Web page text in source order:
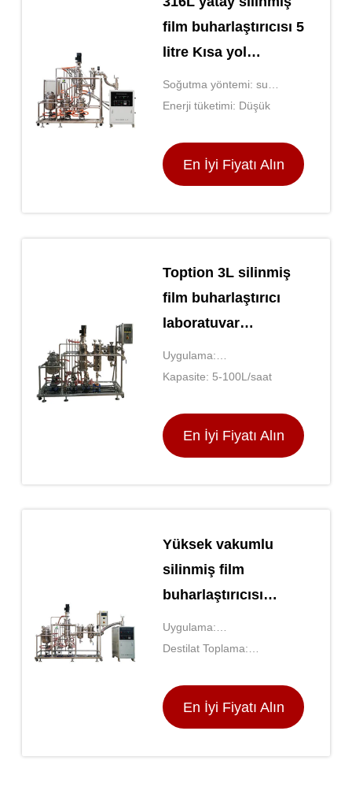
film buharlaştırıcısı 5
litre Kısa yol
damıtma
Soğutma yöntemi: su
soğutma
Enerji tüketimi: Düşük
En İyi Fiyatı Alın
Toption 3L silinmiş
film buharlaştırıcı
laboratuvar
moleküler damıtma
ekipmanları
Uygulama:
Konsantrasyon/Destilasyon
Kapasite: 5-100L/saat
En İyi Fiyatı Alın
Yüksek vakumlu
silinmiş film
buharlaştırıcısı
Farmasötik kısa
yollu damıtma
Uygulama:
Kimyasal/Eczacılık/Gıda
Destilat Toplama:
En İyi Fiyatı Alın